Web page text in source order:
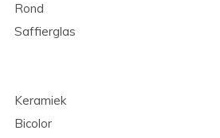
Rond
Saffierglas
Keramiek
Bicolor